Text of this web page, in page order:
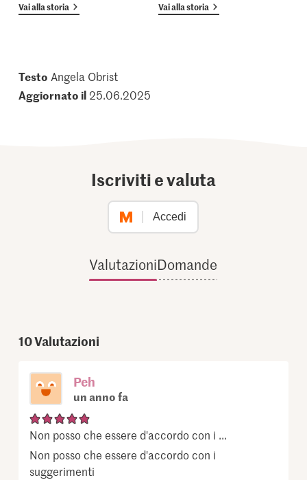
Vai alla storia Vai alla storia
Testo Angela Obrist
Aggiornato il 25.06.2025
Iscriviti e valuta
Accedi
ValutazioniDomande
10Valutazioni
Peh
un anno fa
Non posso che essere d'accordo con i ...
Non posso che essere d'accordo con i
suggerimenti